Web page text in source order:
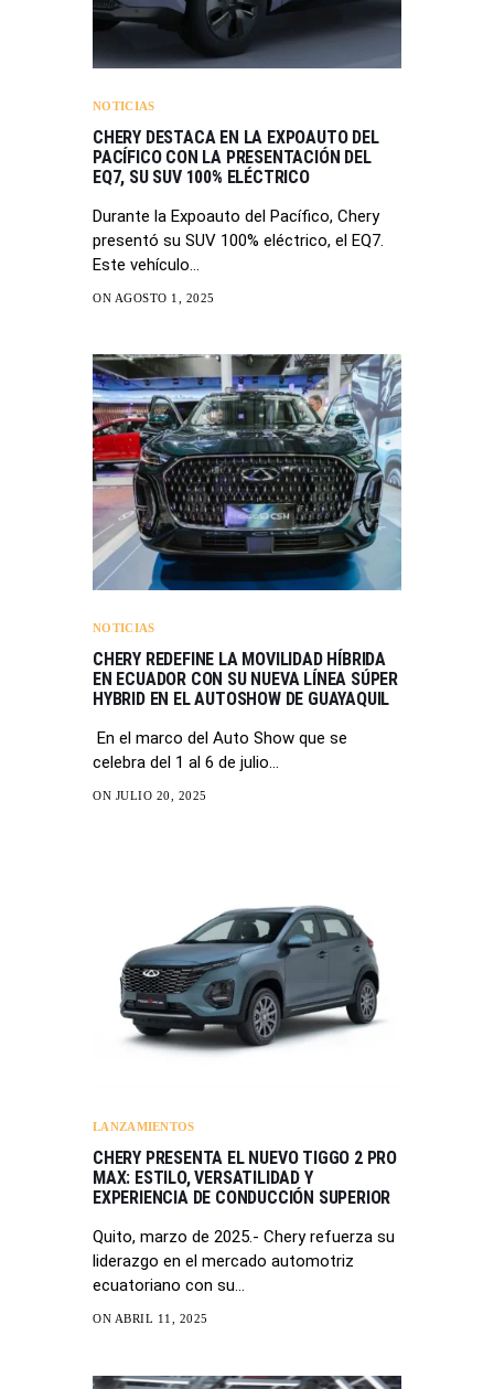
NOTICIAS
CHERY DESTACA EN LA EXPOAUTO DEL
PACÍFICO CON LA PRESENTACIÓN DEL
EQ7, SU SUV 100% ELÉCTRICO
Durante la Expoauto del Pacífico, Chery
presentó su SUV 100% eléctrico, el EQ7.
Este vehículo…
ON AGOSTO 1, 2025
NOTICIAS
CHERY REDEFINE LA MOVILIDAD HÍBRIDA
EN ECUADOR CON SU NUEVA LÍNEA SÚPER
HYBRID EN EL AUTOSHOW DE GUAYAQUIL
En el marco del Auto Show que se
celebra del 1 al 6 de julio…
ON JULIO 20, 2025
LANZAMIENTOS
CHERY PRESENTA EL NUEVO TIGGO 2 PRO
MAX: ESTILO, VERSATILIDAD Y
EXPERIENCIA DE CONDUCCIÓN SUPERIOR
Quito, marzo de 2025.- Chery refuerza su
liderazgo en el mercado automotriz
ecuatoriano con su…
ON ABRIL 11, 2025